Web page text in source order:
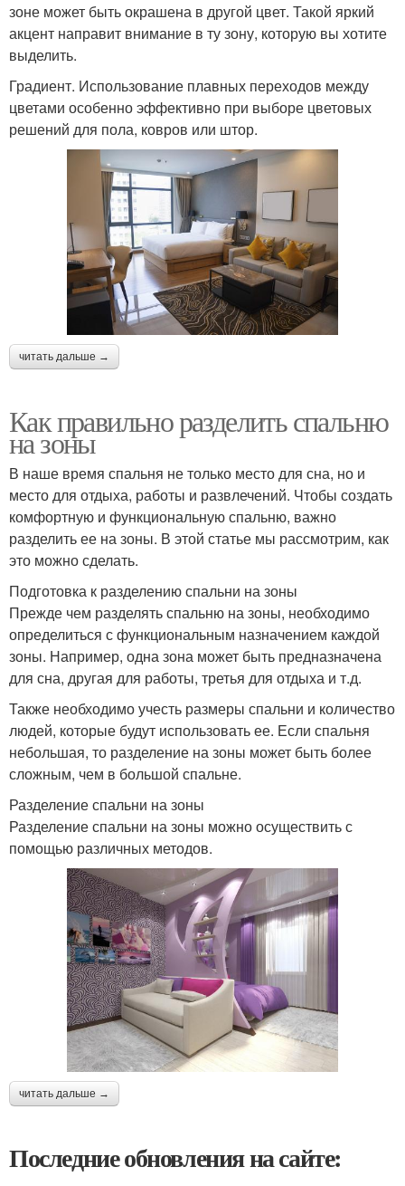
зоне может быть окрашена в другой цвет. Такой яркий
акцент направит внимание в ту зону, которую вы хотите
выделить.
Градиент. Использование плавных переходов между
цветами особенно эффективно при выборе цветовых
решений для пола, ковров или штор.
читать дальше →
Как правильно разделить спальню
на зоны
В наше время спальня не только место для сна, но и
место для отдыха, работы и развлечений. Чтобы создать
комфортную и функциональную спальню, важно
разделить ее на зоны. В этой статье мы рассмотрим, как
это можно сделать.
Подготовка к разделению спальни на зоны
Прежде чем разделять спальню на зоны, необходимо
определиться с функциональным назначением каждой
зоны. Например, одна зона может быть предназначена
для сна, другая для работы, третья для отдыха и т.д.
Также необходимо учесть размеры спальни и количество
людей, которые будут использовать ее. Если спальня
небольшая, то разделение на зоны может быть более
сложным, чем в большой спальне.
Разделение спальни на зоны
Разделение спальни на зоны можно осуществить с
помощью различных методов.
читать дальше →
Последние обновления на сайте: